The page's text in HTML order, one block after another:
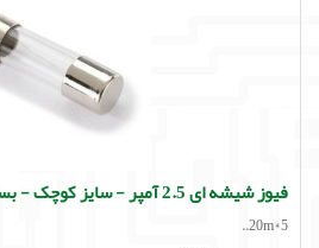
فیوز شیشه ای 2.5 آمپر - سایز کوچک - بسته 5 تایی
20m*5..